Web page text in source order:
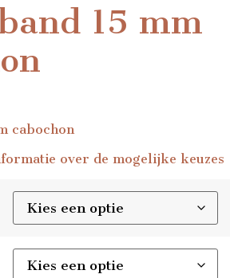
15 mm
cabochon
over de mogelijke keuzes